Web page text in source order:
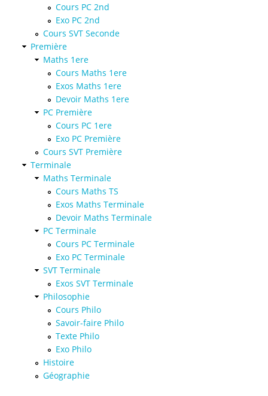
Cours PC 2nd
Exo PC 2nd
Cours SVT Seconde
Première
Maths 1ere
Cours Maths 1ere
Exos Maths 1ere
Devoir Maths 1ere
PC Première
Cours PC 1ere
Exo PC Première
Cours SVT Première
Terminale
Maths Terminale
Cours Maths TS
Exos Maths Terminale
Devoir Maths Terminale
PC Terminale
Cours PC Terminale
Exo PC Terminale
SVT Terminale
Exos SVT Terminale
Philosophie
Cours Philo
Savoir-faire Philo
Texte Philo
Exo Philo
Histoire
Géographie